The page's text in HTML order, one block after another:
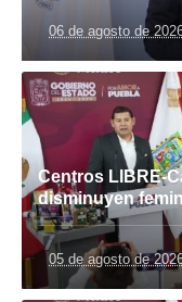
06 de agosto de
Centros LIBRE-
disminuyen
05 de agosto de